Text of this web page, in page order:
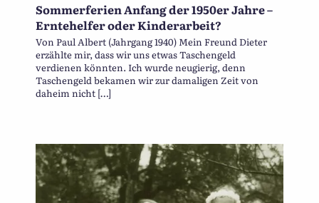
Sommerferien Anfang der 1950er Jahre –
Erntehelfer oder Kinderarbeit?
Von Paul Albert (Jahrgang 1940) Mein Freund Dieter
erzählte mir, dass wir uns etwas Taschengeld
verdienen könnten. Ich wurde neugierig, denn
Taschengeld bekamen wir zur damaligen Zeit von
daheim nicht […]